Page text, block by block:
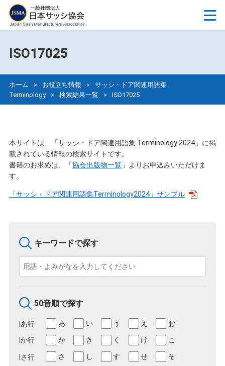
ISO17025
ホーム > お役立ち情報 >
サッシ・ドア関連用語集
Terminology
> 検索結果一覧 > ISO17025
本サイトは、「サッシ・ドア関連用語集 Terminology 2024」に掲
載されている情報の検索サイトです。
書籍のお求めは、「協会出版物一覧」よりお申込みいただけま
す。
「サッシ・ドア関連用語集Terminology2024」サンプル
キーワードで探す
50音順で探す
あ い う え お
か き く け こ
さ し す せ そ